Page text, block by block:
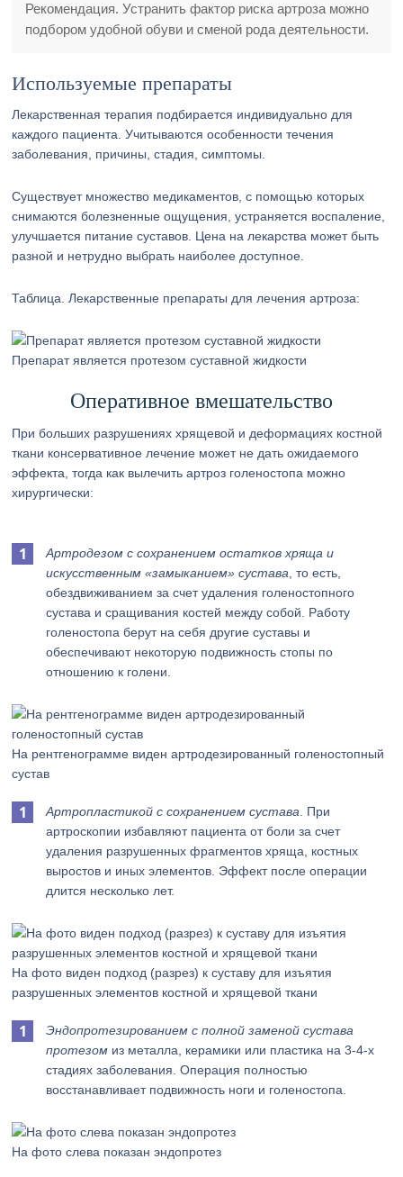
Рекомендация. Устранить фактор риска артроза можно
подбором удобной обуви и сменой рода деятельности.
Используемые препараты
Лекарственная терапия подбирается индивидуально для
каждого пациента. Учитываются особенности течения
заболевания, причины, стадия, симптомы.
Существует множество медикаментов, с помощью которых
снимаются болезненные ощущения, устраняется воспаление,
улучшается питание суставов. Цена на лекарства может быть
разной и нетрудно выбрать наиболее доступное.
Таблица. Лекарственные препараты для лечения артроза:
Препарат является протезом суставной жидкости
Оперативное вмешательство
При больших разрушениях хрящевой и деформациях костной
ткани консервативное лечение может не дать ожидаемого
эффекта, тогда как вылечить артроз голеностопа можно
хирургически:
Артродезом с сохранением остатков хряща и
искусственным «замыканием» сустава , то есть,
обездвиживанием за счет удаления голеностопного
сустава и сращивания костей между собой. Работу
голеностопа берут на себя другие суставы и
обеспечивают некоторую подвижность стопы по
отношению к голени.
На рентгенограмме виден артродезированный голеностопный
сустав
Артропластикой с сохранением сустава . При
артроскопии избавляют пациента от боли за счет
удаления разрушенных фрагментов хряща, костных
выростов и иных элементов. Эффект после операции
длится несколько лет.
На фото виден подход (разрез) к суставу для изъятия
разрушенных элементов костной и хрящевой ткани
Эндопротезированием с полной заменой сустава
протезом из металла, керамики или пластика на 3-4-х
стадиях заболевания. Операция полностью
восстанавливает подвижность ноги и голеностопа.
На фото слева показан эндопротез